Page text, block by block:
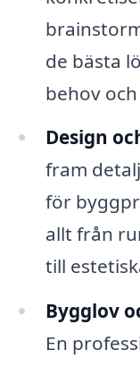
de bästa
behov
Design
fram
för
allt från
till
Bygglov
En